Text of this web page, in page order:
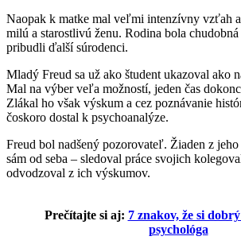
Naopak k matke mal veľmi intenzívny vzťah
milú a starostlivú ženu. Rodina bola
pribudli ďalší súrodenci.
Mladý Freud sa už ako študent ukazoval ako
Mal na výber veľa možností, jeden čas
Zlákal ho však výskum a cez poznávanie
čoskoro dostal k psychoanalýze.
Freud bol nadšený pozorovateľ. Žiaden z
sám od seba – sledoval práce svojich
odvodzoval z ich výskumov.
Prečítajte si aj: 7 znakov, že si
psychológa